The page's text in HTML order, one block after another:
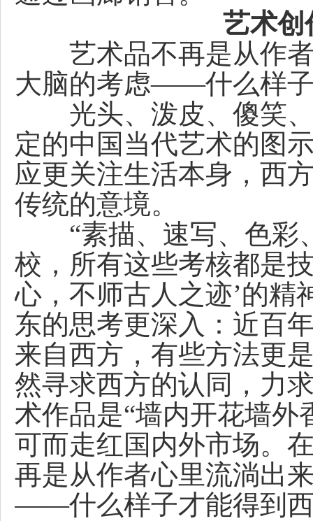
艺术创
艺术品不再是从作者
大脑的考虑——什么样
光头、泼皮、傻笑、
定的中国当代艺术的图
应更关注生活本身，西
传统的意境。
“素描、速写、色彩
校，所有这些考核都是
心，不师古人之迹’的精
东的思考更深入：近百
来自西方，有些方法更
然寻求西方的认同，力
术作品是“墙内开花墙外
可而走红国内外市场。
再是从作者心里流淌出
——什么样子才能得到